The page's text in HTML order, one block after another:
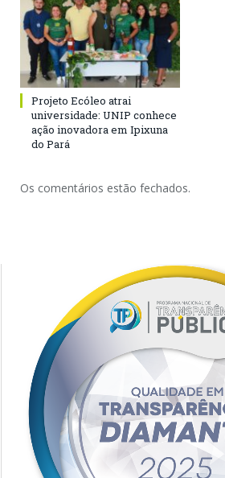
Projeto Ecóleo atrai
universidade: UNIP conhece
ação inovadora em Ipixuna
do Pará
Os comentários estão fechados.